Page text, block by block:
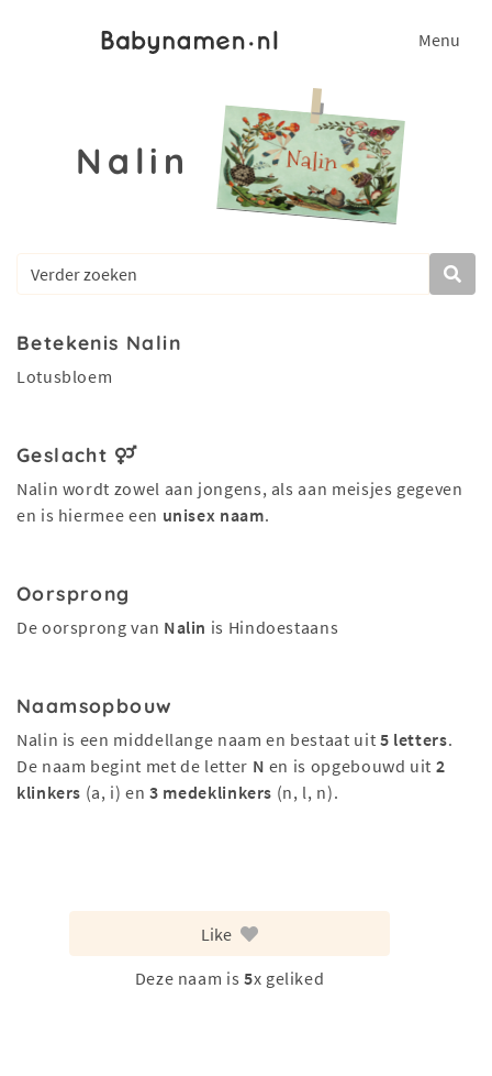
Menu
Nalin
Betekenis Nalin
Lotusbloem
Geslacht
Nalin wordt zowel aan jongens, als aan meisjes gegeven
en is hiermee een unisex naam.
Oorsprong
De oorsprong van Nalin is Hindoestaans
Naamsopbouw
Nalin is een middellange naam en bestaat uit 5 letters.
De naam begint met de letter N en is opgebouwd uit 2
klinkers (a, i) en3 medeklinkers (n, l, n).
Like
Deze naam is 5x geliked